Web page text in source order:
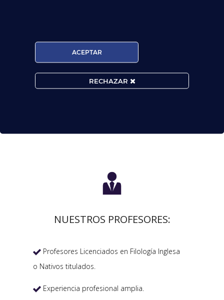
Convocatorias constantes.
Horarios Flexibles.
Prueba de nivel gratis.

NUESTROS PROFESORES:
 Profesores Licenciados en Filología Inglesa
o Nativos titulados.
 Experiencia profesional amplia.
ACEPTAR
RECHAZAR